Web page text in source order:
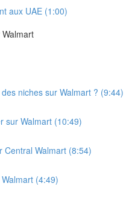
aux UAE (1:00)
niches sur Walmart ? (9:44)
sur Walmart (10:49)
Central Walmart (8:54)
(4:49)